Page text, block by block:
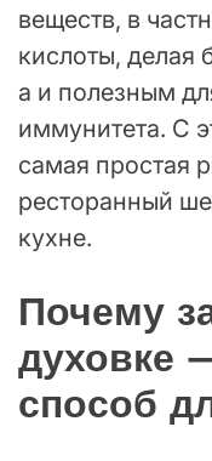
веществ, в
кислоты, делая
а и полезным
иммунитета. С
самая простая
ресторанный
кухне.
Почему
духовке
способ